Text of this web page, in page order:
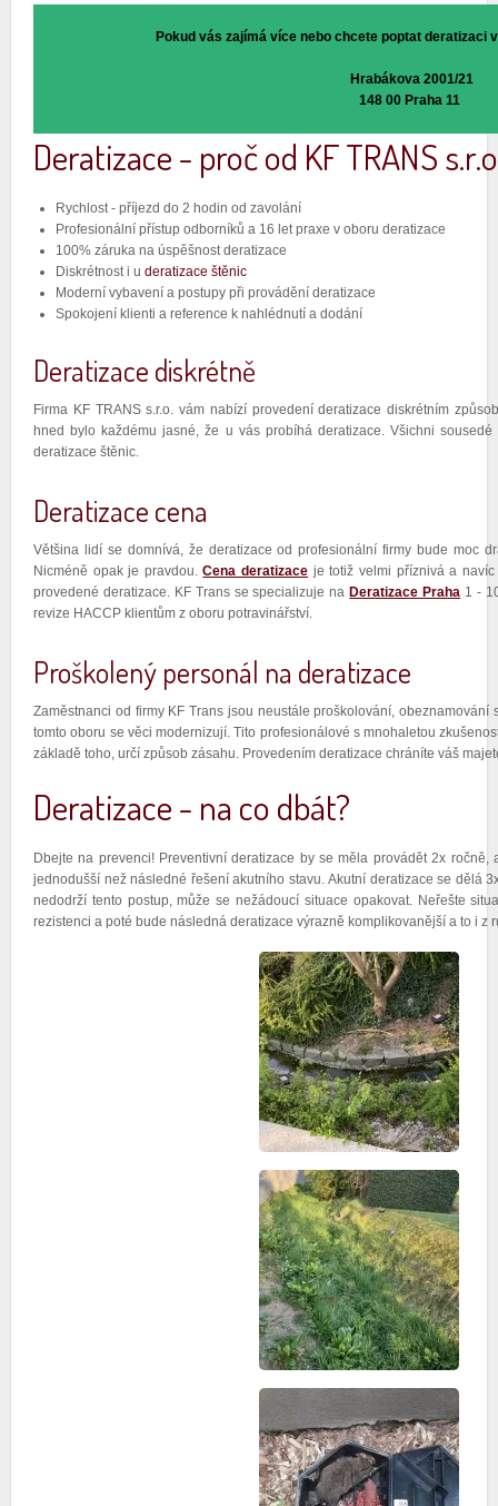
Pokud vás zajímá více nebo chcete poptat deratizaci
Hrabákova 2001/21
148 00 Praha 11 ‎
Deratizace - proč od KF TRANS
Rychlost - příjezd do 2 hodin od zavolání
Profesionální přístup odborníků a 16 let praxe v oboru deratizace
100% záruka na úspěšnost deratizace
Diskrétnost i u deratizace štěnic
Moderní vybavení a postupy při provádění deratizace
Spokojení klienti a reference k nahlédnutí a dodání
Deratizace diskrétně
Firma KF TRANS s.r.o. vám nabízí provedení deratizace diskrétním
hned bylo každému jasné, že u vás probíhá deratizace. Všichni
deratizace štěnic.
Deratizace cena
Většina lidí se domnívá, že deratizace od profesionální firmy bude moc
Nicméně opak je pravdou.Cena deratizace je totiž velmi příznivá a
provedené deratizace. KF Trans se specializuje na Deratizace Praha 1 -
revize HACCP klientům z oboru potravinářství.
Proškolený personál na deratizace
Zaměstnanci od firmy KF Trans jsou neustále proškolování,
tomto oboru se věci modernizují. Tito profesionálové s mnohaletou
základě toho, určí způsob zásahu. Provedením deratizace chráníte váš
Deratizace - na co dbát?
Dbejte na prevenci! Preventivní deratizace by se měla provádět 2x
jednodušší než následné řešení akutního stavu. Akutní deratizace se dělá
nedodrží tento postup, může se nežádoucí situace opakovat. Neřešte
rezistenci a poté bude následná deratizace výrazně komplikovanější a to i z